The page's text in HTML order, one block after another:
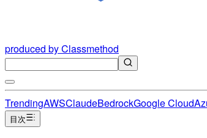
produced by Classmethod
TrendingAWSClaudeBedrockGoogle Cloud
目次